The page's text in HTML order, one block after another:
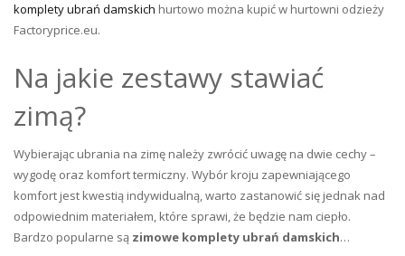
komplety ubrań damskich hurtowo można kupić w hurtowni odzieży
Factoryprice.eu.
Na jakie zestawy stawiać
zimą?
Wybierając ubrania na zimę należy zwrócić uwagę na dwie cechy –
wygodę oraz komfort termiczny. Wybór kroju zapewniającego
komfort jest kwestią indywidualną, warto zastanowić się jednak nad
odpowiednim materiałem, które sprawi, że będzie nam ciepło.
Bardzo popularne są zimowe komplety ubrań damskich…